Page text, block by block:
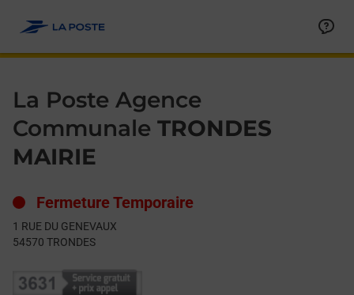
La Poste Agence
Communale TRONDES
MAIRIE
Fermeture Temporaire
1 RUE DU GENEVAUX
54570 TRONDES